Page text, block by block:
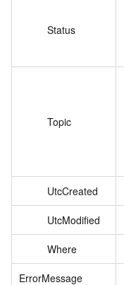
Status
Topic
UtcCreated
UtcModified
Where
ErrorMessage